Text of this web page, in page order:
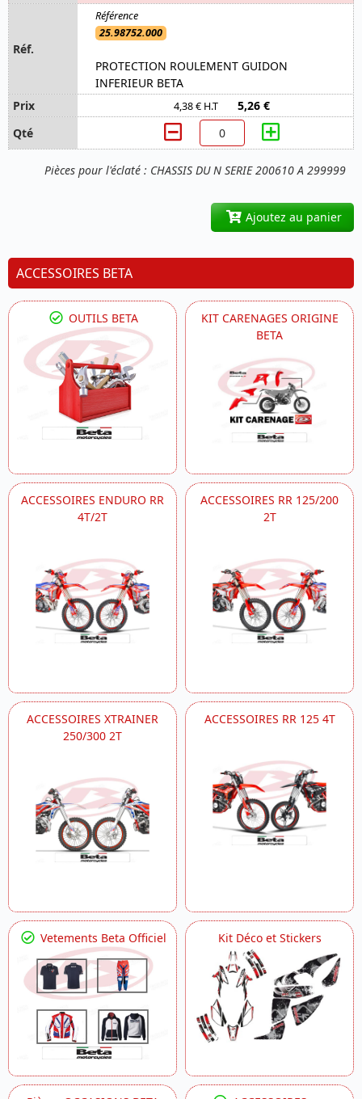
Pièces pour l'éclaté : CHASSIS DU N SERIE 200610 A 299999
25.98752.000
PROTECTION ROULEMENT GUIDON
INFERIEUR BETA
4,38 € H.T 5,26 €
Ajoutez au panier
ACCESSOIRES BETA
OUTILS BETA
KIT CARENAGES ORIGINE
BETA
ACCESSOIRES ENDURO RR
4T/2T
ACCESSOIRES RR 125/200
2T
ACCESSOIRES XTRAINER
250/300 2T
ACCESSOIRES RR 125 4T
Vetements Beta Officiel Kit Déco et Stickers